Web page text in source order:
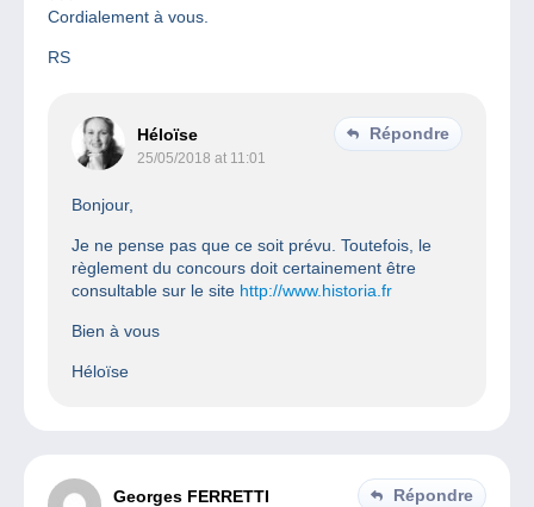
Cordialement à vous.
RS
Héloïse
25/05/2018 at 11:01
Répondre
Bonjour,
Je ne pense pas que ce soit prévu. Toutefois, le
règlement du concours doit certainement être
consultable sur le site http://www.historia.fr
Bien à vous
Héloïse
Georges FERRETTI Répondre